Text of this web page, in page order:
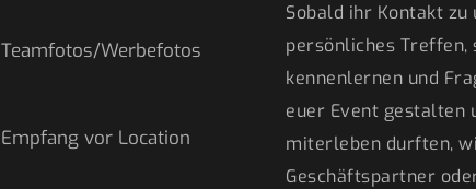
Teamfotos/Werbefotos
Empfang vor Location
Sobald ihr Kontakt
persönliches Treffen,
kennenlernen und
euer Event gestalten
miterleben durften,
Geschäftspartner